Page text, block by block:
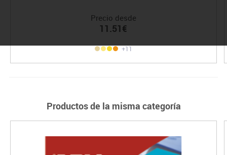
Precio desde
11.51€
+11
Productos de la misma categoría